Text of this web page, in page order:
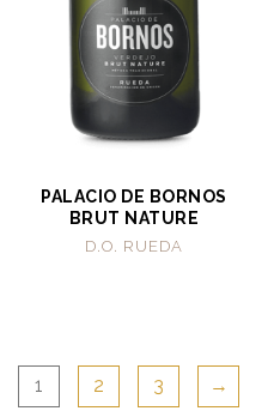
PALACIO DE BORNOS
BRUT NATURE
D.O. RUEDA
1 2 3 →